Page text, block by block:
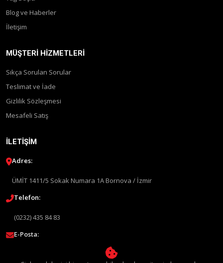
Blog ve Haberler
İletişim
MÜŞTERI HIZMETLERI
Sıkça Sorulan Sorular
Teslimat ve İade
Gizlilik Sözleşmesi
Mesafeli Satış
İLETIŞIM
Adres:
ÜMİT 1411/5 Sokak Numara 1A Bornova / İzmir
Telefon:
(0232) 435 84 83
E-Posta: